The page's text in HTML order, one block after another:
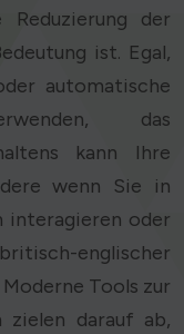
der
ist. Egal,
automatische
das
kann Ihre
wenn Sie in
interagieren oder
englischer
Tools zur
zielen darauf ab,